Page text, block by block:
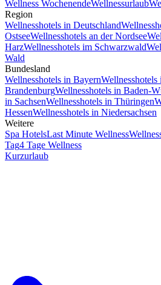
Wellness WochenendeWellnessurlaub
Region
Wellnesshotels in Deutschland
OstseeWellnesshotels an der Nordsee
HarzWellnesshotels im Schwarzwald
Wald
Bundesland
Wellnesshotels in Bayern
BrandenburgWellnesshotels in Baden-
in SachsenWellnesshotels in Thüringen
HessenWellnesshotels in Niedersachsen
Weitere
Spa HotelsLast Minute Wellness
Tag4 Tage Wellness
Kurzurlaub